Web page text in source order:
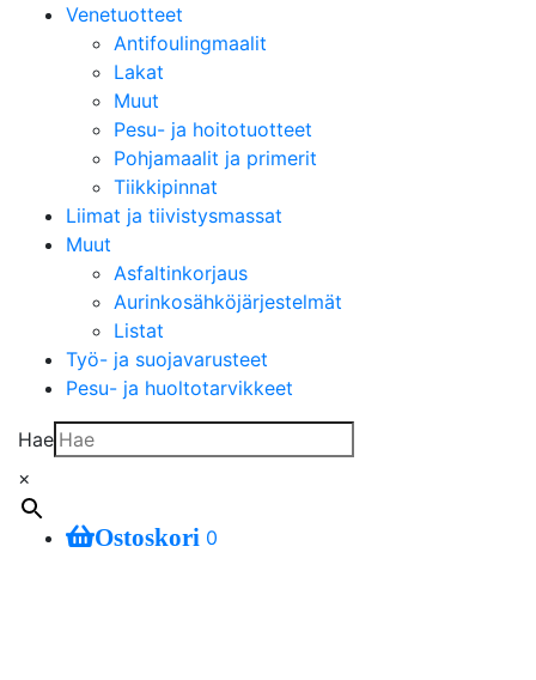
Venetuotteet
Antifoulingmaalit
Lakat
Muut
Pesu- ja hoitotuotteet
Pohjamaalit ja primerit
Tiikkipinnat
Liimat ja tiivistysmassat
Muut
Asfaltinkorjaus
Aurinkosähköjärjestelmät
Listat
Työ- ja suojavarusteet
Pesu- ja huoltotarvikkeet
Hae
×
Ostoskori 0